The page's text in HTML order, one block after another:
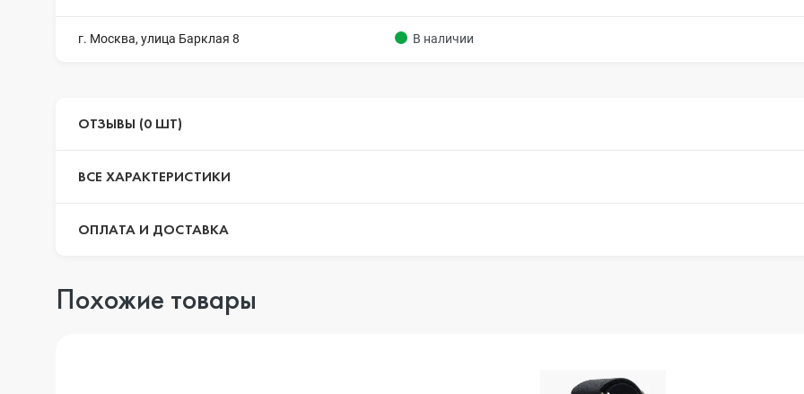
г. Москва, улица Барклая 8 В наличии
ОТЗЫВЫ (0 ШТ)
ВСЕ ХАРАКТЕРИСТИКИ
ОПЛАТА И ДОСТАВКА
Похожие товары